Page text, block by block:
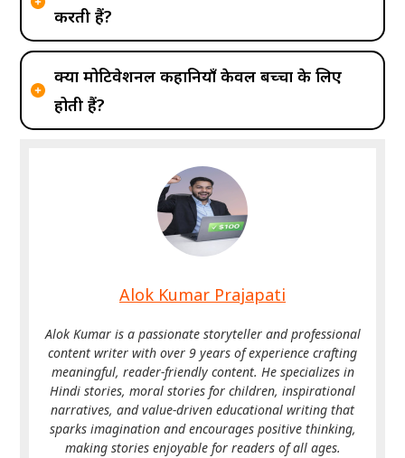
करती हैं?
क्या मोटिवेशनल कहानियाँ केवल बच्चों के लिए
होती हैं?
Alok Kumar Prajapati
Alok Kumar is a passionate storyteller and professional
content writer with over 9 years of experience crafting
meaningful, reader-friendly content. He specializes in
Hindi stories, moral stories for children, inspirational
narratives, and value-driven educational writing that
sparks imagination and encourages positive thinking,
making stories enjoyable for readers of all ages.